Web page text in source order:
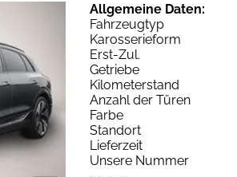
Allgemeine Daten:
Fahrzeugtyp
Karosserieform
Erst-Zul.
Getriebe
Kilometerstand
Anzahl der Türen
Farbe
Standort
Lieferzeit
Unsere Nummer